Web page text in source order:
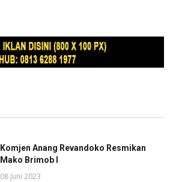
Komjen Anang Revandoko Resmikan
Mako Brimob I
08 Juni 2023